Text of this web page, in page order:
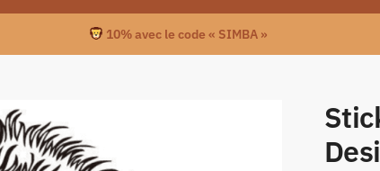
10% avec le code « SIMBA »